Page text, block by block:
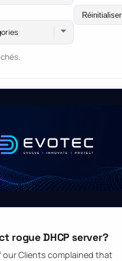
Réinitialiser
rogue DHCP server?
our Clients complained that